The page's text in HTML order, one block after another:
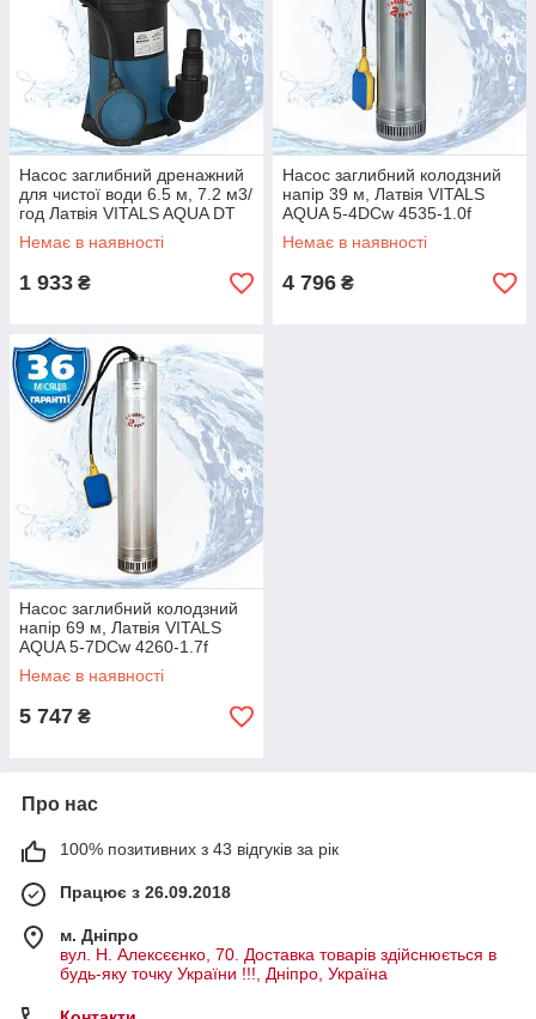
Насос заглибний дренажний
для чистої води 6.5 м, 7.2 м3/
год Латвія VITALS AQUA DT
307s
Немає в наявності
1 933 ₴
Насос заглибний колодзний
напір 39 м, Латвія VITALS
AQUA 5-4DCw 4535-1.0f
Немає в наявності
4 796 ₴
Насос заглибний колодзний
напір 69 м, Латвія VITALS
AQUA 5-7DCw 4260-1.7f
Немає в наявності
5 747 ₴
Про нас
100% позитивних з 43 відгуків за рік
Працює з 26.09.2018
м. Дніпро
вул. Н. Алексєєнко, 70. Доставка товарів здійснюється в
будь-яку точку України !!!, Дніпро, Україна